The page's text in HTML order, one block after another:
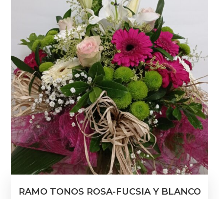
RAMO TONOS ROSA-FUCSIA Y BLANCO